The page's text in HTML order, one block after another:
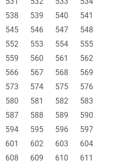
538 539 540
541
545 546 547
548
552 553 554
555
559 560 561
562
566 567 568
569
573 574 575
576
580 581 582
583
587 588 589
590
594 595 596
597
601 602 603
604
608 609 610
611